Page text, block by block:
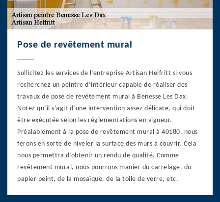
Pose de revêtement mural
Sollicitez les services de l’entreprise Artisan Helfritt si vous
recherchez un peintre d’intérieur capable de réaliser des
travaux de pose de revêtement mural à Benesse Les Dax.
Notez qu’il s’agit d’une intervention assez délicate, qui doit
être exécutée selon les réglementations en vigueur.
Préalablement à la pose de revêtement mural à 40180, nous
ferons en sorte de niveler la surface des murs à couvrir. Cela
nous permettra d’obtenir un rendu de qualité. Comme
revêtement mural, nous pourrons manier du carrelage, du
papier peint, de la mosaïque, de la toile de verre, etc.